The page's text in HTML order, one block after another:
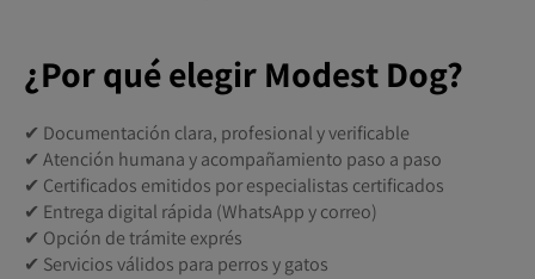
¿Por qué elegir Modest Dog?
✔ Documentación clara, profesional y verificable
✔ Atención humana y acompañamiento paso a paso
✔ Certificados emitidos por especialistas certificados
✔ Entrega digital rápida (WhatsApp y correo)
✔ Opción de trámite exprés
✔ Servicios válidos para perros y gatos